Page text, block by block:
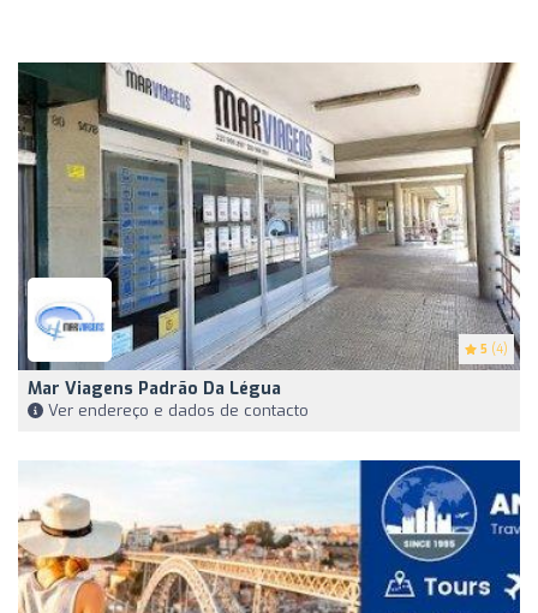
5 (4)
Mar Viagens Padrão Da Légua
Ver endereço e dados de contacto